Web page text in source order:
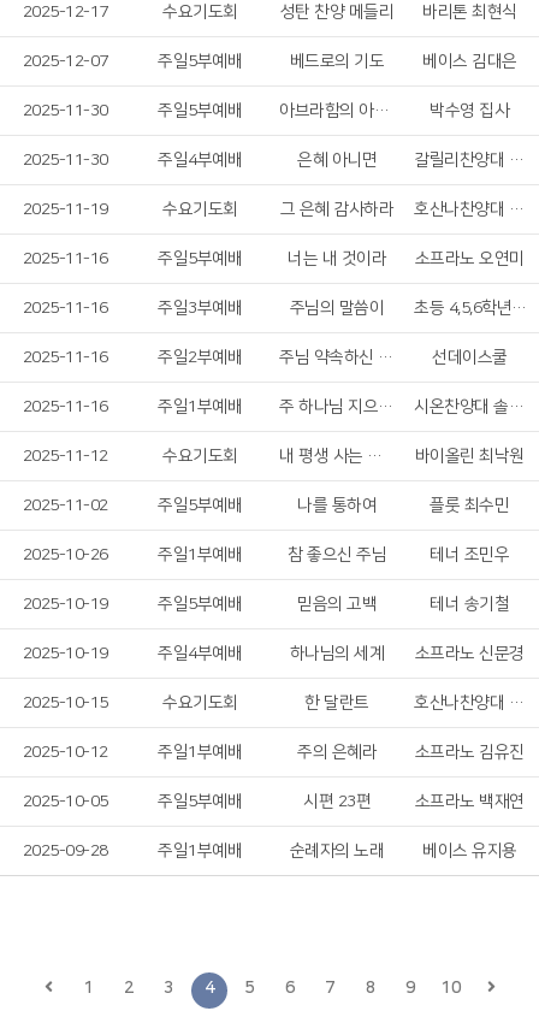
2025-12-17 수요기도회 성탄 찬양 메들리 바리톤 최현식
2025-12-07 주일5부예배 베드로의 기도 베이스 김대은
2025-11-30 주일5부예배 아브라함의 아내 사라 박수영 집사
2025-11-30 주일4부예배 은혜 아니면 갈릴리찬양대 솔리스트
2025-11-19 수요기도회 그 은혜 감사하라 호산나찬양대 솔리스트
2025-11-16 주일5부예배 너는 내 것이라 소프라노 오연미
2025-11-16 주일3부예배 주님의 말씀이 초등 4,5,6학년 합창단
2025-11-16 주일2부예배 주님 약속하신 말씀 위에서 선데이스쿨
2025-11-16 주일1부예배 주 하나님 지으신 모든 세계 시온찬양대 솔리스트중창단
2025-11-12 수요기도회 내 평생 사는 동안 바이올린 최낙원
2025-11-02 주일5부예배 나를 통하여 플룻 최수민
2025-10-26 주일1부예배 참 좋으신 주님 테너 조민우
2025-10-19 주일5부예배 믿음의 고백 테너 송기철
2025-10-19 주일4부예배 하나님의 세계 소프라노 신문경
2025-10-15 수요기도회 한 달란트 호산나찬양대 여성 솔리스트
2025-10-12 주일1부예배 주의 은혜라 소프라노 김유진
2025-10-05 주일5부예배 시편 23편 소프라노 백재연
2025-09-28 주일1부예배 순례자의 노래 베이스 유지용
1 2 3 4 5 6 7 8 9 10